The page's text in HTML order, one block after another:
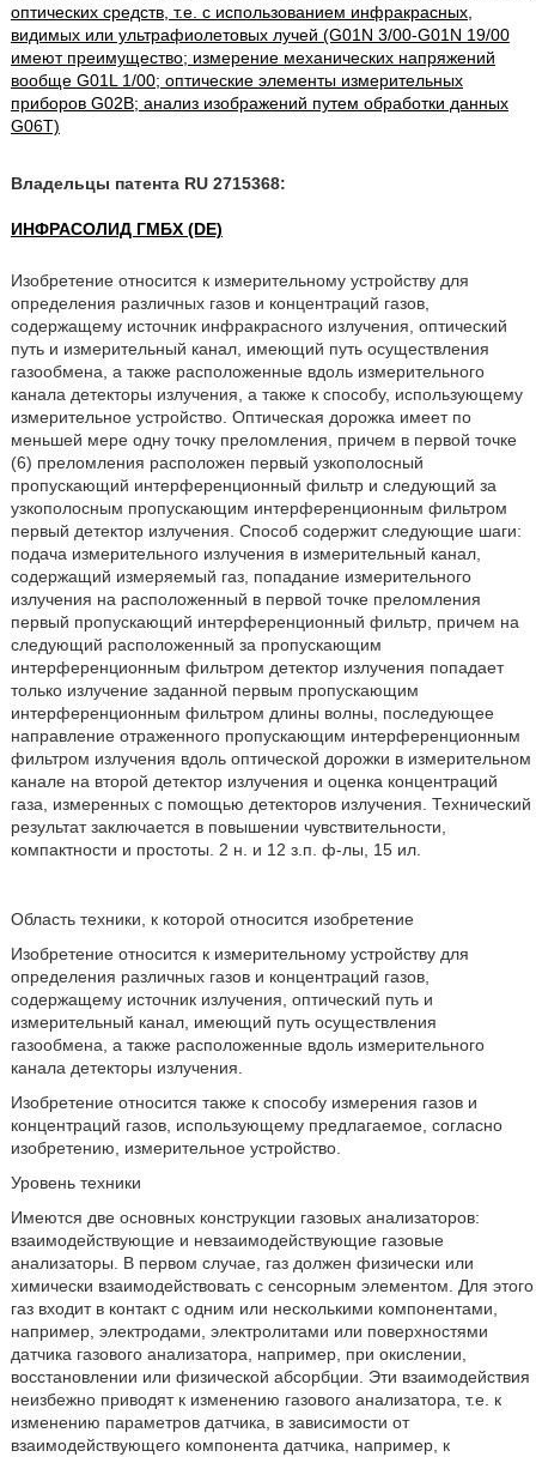
оптических средств, т.е. с использованием инфракрасных,
видимых или ультрафиолетовых лучей (G01N 3/00-G01N 19/00
имеют преимущество; измерение механических напряжений
вообще G01L 1/00; оптические элементы измерительных
приборов G02B; анализ изображений путем обработки данных
G06T)
Владельцы патента RU 2715368:
ИНФРАСОЛИД ГМБХ (DE)
Изобретение относится к измерительному устройству для
определения различных газов и концентраций газов,
содержащему источник инфракрасного излучения, оптический
путь и измерительный канал, имеющий путь осуществления
газообмена, а также расположенные вдоль измерительного
канала детекторы излучения, а также к способу, использующему
измерительное устройство. Оптическая дорожка имеет по
меньшей мере одну точку преломления, причем в первой точке
(6) преломления расположен первый узкополосный
пропускающий интерференционный фильтр и следующий за
узкополосным пропускающим интерференционным фильтром
первый детектор излучения. Способ содержит следующие шаги:
подача измерительного излучения в измерительный канал,
содержащий измеряемый газ, попадание измерительного
излучения на расположенный в первой точке преломления
первый пропускающий интерференционный фильтр, причем на
следующий расположенный за пропускающим
интерференционным фильтром детектор излучения попадает
только излучение заданной первым пропускающим
интерференционным фильтром длины волны, последующее
направление отраженного пропускающим интерференционным
фильтром излучения вдоль оптической дорожки в измерительном
канале на второй детектор излучения и оценка концентраций
газа, измеренных с помощью детекторов излучения. Технический
результат заключается в повышении чувствительности,
компактности и простоты. 2 н. и 12 з.п. ф-лы, 15 ил.
Область техники, к которой относится изобретение
Изобретение относится к измерительному устройству для
определения различных газов и концентраций газов,
содержащему источник излучения, оптический путь и
измерительный канал, имеющий путь осуществления
газообмена, а также расположенные вдоль измерительного
канала детекторы излучения.
Изобретение относится также к способу измерения газов и
концентраций газов, использующему предлагаемое, согласно
изобретению, измерительное устройство.
Уровень техники
Имеются две основных конструкции газовых анализаторов:
взаимодействующие и невзаимодействующие газовые
анализаторы. В первом случае, газ должен физически или
химически взаимодействовать с сенсорным элементом. Для этого
газ входит в контакт с одним или несколькими компонентами,
например, электродами, электролитами или поверхностями
датчика газового анализатора, например, при окислении,
восстановлении или физической абсорбции. Эти взаимодействия
неизбежно приводят к изменению газового анализатора, т.е. к
изменению параметров датчика, в зависимости от
взаимодействующего компонента датчика, например, к